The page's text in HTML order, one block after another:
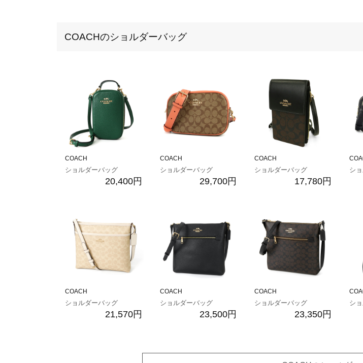
COACHのショルダーバッグ
COACH
ショルダーバッグ
20,400円
COACH
ショルダーバッグ
29,700円
COACH
ショルダーバッグ
17,780円
シ
COACH
ショルダーバッグ
21,570円
COACH
ショルダーバッグ
23,500円
COACH
ショルダーバッグ
23,350円
シ